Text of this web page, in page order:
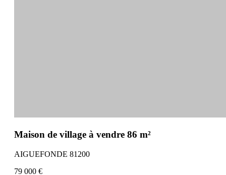
Maison de village à vendre 86 m²
AIGUEFONDE 81200
79 000 €